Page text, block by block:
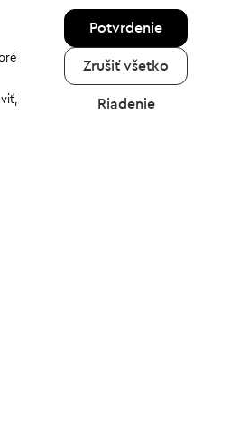
Potvrdenie
Zrušiť všetko
Riadenie